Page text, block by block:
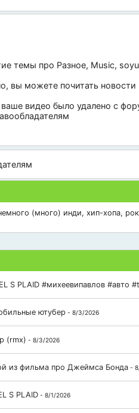
темы про Разное, Music,
вы можете почитать новости
видео было удалено с
(много) инди, хип-хопа,
S PLAID #михеевипавлов #авто
ютубер - 8/3/2026
(rmx) - 8/3/2026
из фильма про Джеймса Бонда -
S PLAID - 8/1/2026